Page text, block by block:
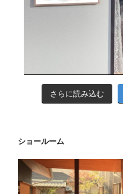
さらに読み込む
ショールーム